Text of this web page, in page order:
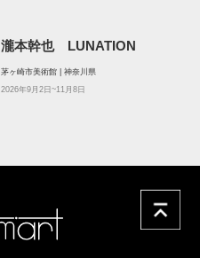
瀧本幹也 LUNATION
茅ヶ崎市美術館 | 神奈川県
2026年9月2日~11月8日